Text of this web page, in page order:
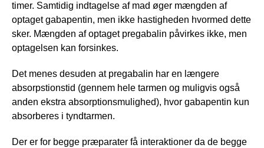
timer. Samtidig indtagelse af mad øger mængden af
optaget gabapentin, men ikke hastigheden hvormed dette
sker. Mængden af optaget pregabalin påvirkes ikke, men
optagelsen kan forsinkes.
Det menes desuden at pregabalin har en længere
absorpstionstid (gennem hele tarmen og muligvis også
anden ekstra absorptionsmulighed), hvor gabapentin kun
absorberes i tyndtarmen.
Der er for begge præparater få interaktioner da de begge